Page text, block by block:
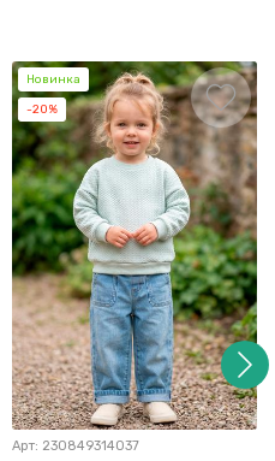
Новинка
-20%
Арт: 230849314037